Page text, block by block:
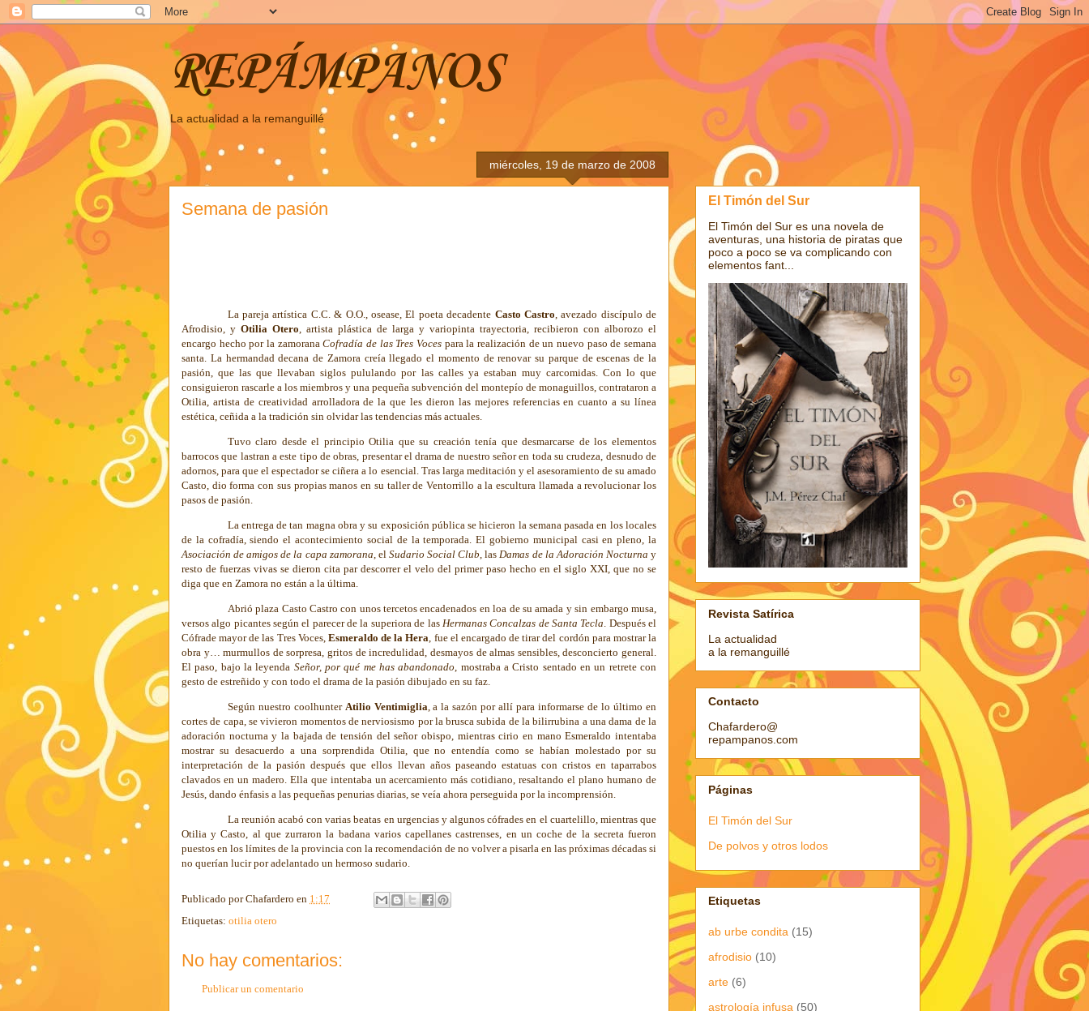
REPÁMPANOS
La actualidad a la remanguillé
miércoles, 19 de marzo de 2008
Semana de pasión
La pareja artística C.C. & O.O., osease, El poeta decadente Casto Castro, avezado discípulo de
Afrodisio, y Otilia Otero, artista plástica de larga y variopinta trayectoria, recibieron con alborozo el
encargo hecho por la zamoranaCofradía de las Tres Voces para la realización de un nuevo paso de semana
santa. La hermandad decana de Zamora creía llegado el momento de renovar su parque de escenas de la
pasión, que las que llevaban siglos pululando por las calles ya estaban muy carcomidas. Con lo que
consiguieron rascarle a los miembros y una pequeña subvención del montepío de monaguillos, contrataron a
Otilia, artista de creatividad arrolladora de la que les dieron las mejores referencias en cuanto a su línea
estética, ceñida a la tradición sin olvidar las tendencias más actuales.
Tuvo claro desde el principio Otilia que su creación tenía que desmarcarse de los elementos
barrocos que lastran a este tipo de obras, presentar el drama de nuestro señor en toda su crudeza, desnudo de
adornos, para que el espectador se ciñera a lo esencial. Tras larga meditación y el asesoramiento de su amado
Casto, dio forma con sus propias manos en su taller de Ventorrillo a la escultura llamada a revolucionar los
pasos de pasión.
La entrega de tan magna obra y su exposición pública se hicieron la semana pasada en los locales
de la cofradía, siendo el acontecimiento social de la temporada. El gobierno municipal casi en pleno, la
Asociación de amigos de la capa zamorana, el Sudario SocialClub, lasDamas de la Adoración Nocturna y
resto de fuerzas vivas se dieron cita par descorrer el velo del primer paso hecho en el siglo XXI, que no se
diga que en Zamora no están a la última.
Abrió plaza Casto Castro con unos tercetos encadenados en loa de su amada y sin embargo musa,
versos algo picantes según el parecer de la superiora de las Hermanas Concalzas de Santa Tecla. Después el
Cófrade mayor de las Tres Voces, Esmeraldo de la Hera, fue el encargado de tirar del cordón para mostrar la
obra y… murmullos de sorpresa, gritos de incredulidad, desmayos de almas sensibles, desconcierto general.
El paso, bajo la leyenda Señor, por qué me has abandonado, mostraba a Cristo sentado en un retrete con
gesto de estreñido y con todo el drama de la pasión dibujado en su faz.
Según nuestro coolhunter Atilio Ventimiglia, a la sazón por allí para informarse de lo último en
cortes de capa, se vivieron momentos de nerviosismo por la brusca subida de la bilirrubina a una dama de la
adoración nocturna y la bajada de tensión del señor obispo, mientras cirio en mano Esmeraldo intentaba
mostrar su desacuerdo a una sorprendida Otilia, que no entendía como se habían molestado por su
interpretación de la pasión después que ellos llevan años paseando estatuas con cristos en taparrabos
clavados en un madero. Ella que intentaba un acercamiento más cotidiano, resaltando el plano humano de
Jesús, dando énfasis a las pequeñas penurias diarias, se veía ahora perseguida por la incomprensión.
La reunión acabó con varias beatas en urgencias y algunos cófrades en el cuartelillo, mientras que
Otilia y Casto, al que zurraron la badana varios capellanes castrenses, en un coche de la secreta fueron
puestos en los límites de la provincia con la recomendación de no volver a pisarla en las próximas décadas si
no querían lucir por adelantado un hermoso sudario.
Publicado porChafardero en 1:17
Etiquetas: otilia otero
No hay comentarios:
Publicar un comentario
El Timón del Sur
El Timón del Sur es una novela de
aventuras, una historia de piratas que
poco a poco se va complicando con
elementos fant...
Revista Satírica
La actualidad
a la remanguillé
Contacto
Chafardero@
repampanos.com
Páginas
El Timón del Sur
De polvos y otros lodos
Etiquetas
ab urbe condita (15)
afrodisio (10)
arte (6)
astrología infusa (50)